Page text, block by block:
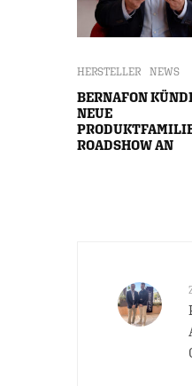
HERSTELLER NEWS
BERNAFON
NEUE
ROADSHOW AN